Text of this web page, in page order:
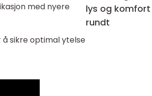
med nyere
å sikre optimal ytelse
lys og
rundt